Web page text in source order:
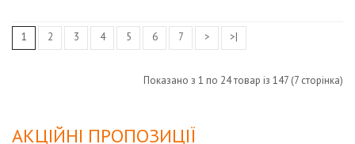
1 2 3 4 5 6 7 > >|
Показано з 1 по 24 товар із 147 (7 сторінка)
АКЦІЙНІ ПРОПОЗИЦІЇ